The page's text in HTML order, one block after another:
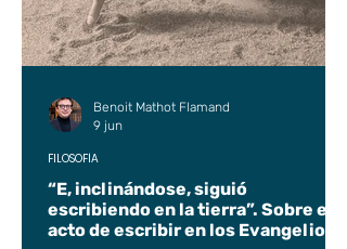
“E, inclinándose, siguió
escribiendo en la tierra”. Sobre el
acto de escribir en los Evangelios.
FILOSOFÍA
Benoit Mathot Flamand
9 jun